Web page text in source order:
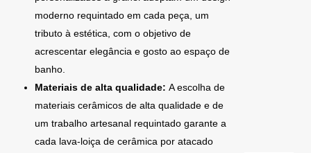
moderno requintado em cada peça, um
tributo à estética, com o objetivo de
acrescentar elegância e gosto ao espaço de
banho.
Materiais de alta qualidade: A escolha de
materiais cerâmicos de alta qualidade e de
um trabalho artesanal requintado garante a
cada lava-loiça de cerâmica por atacado